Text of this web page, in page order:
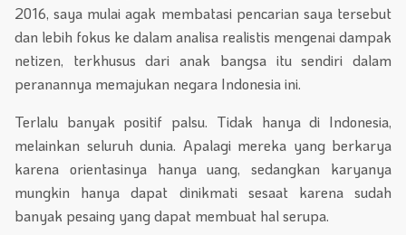
2016, saya mulai agak membatasi pencarian saya tersebut
dan lebih fokus ke dalam analisa realistis mengenai dampak
netizen, terkhusus dari anak bangsa itu sendiri dalam
peranannya memajukan negara Indonesia ini.
Terlalu banyak positif palsu. Tidak hanya di Indonesia,
melainkan seluruh dunia. Apalagi mereka yang berkarya
karena orientasinya hanya uang, sedangkan karyanya
mungkin hanya dapat dinikmati sesaat karena sudah
banyak pesaing yang dapat membuat hal serupa.